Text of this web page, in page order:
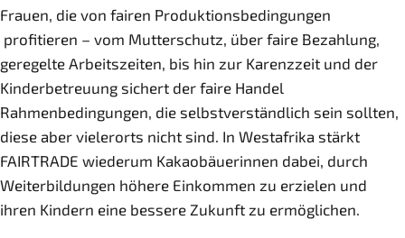
Frauen, die von fairen Produktionsbedingungen
profitieren – vom Mutterschutz, über faire Bezahlung,
geregelte Arbeitszeiten, bis hin zur Karenzzeit und der
Kinderbetreuung sichert der faire Handel
Rahmenbedingungen, die selbstverständlich sein sollten,
diese aber vielerorts nicht sind. In Westafrika stärkt
FAIRTRADE wiederum Kakaobäuerinnen dabei, durch
Weiterbildungen höhere Einkommen zu erzielen und
ihren Kindern eine bessere Zukunft zu ermöglichen.